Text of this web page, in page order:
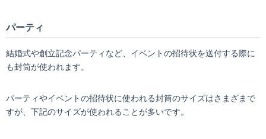
パーティ
結婚式や創立記念パーティなど、イベントの招待状を送付する際に
も封筒が使われます。
パーティやイベントの招待状に使われる封筒のサイズはさまざまで
すが、下記のサイズが使われることが多いです。